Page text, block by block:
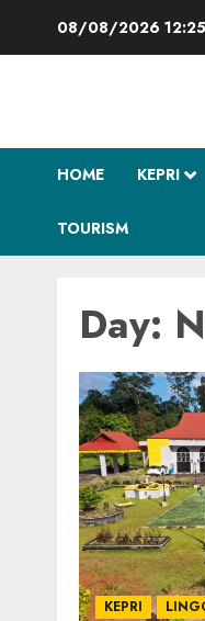
08/08/2026
HOME KEPRI
TOURISM
Day:
KEPRI